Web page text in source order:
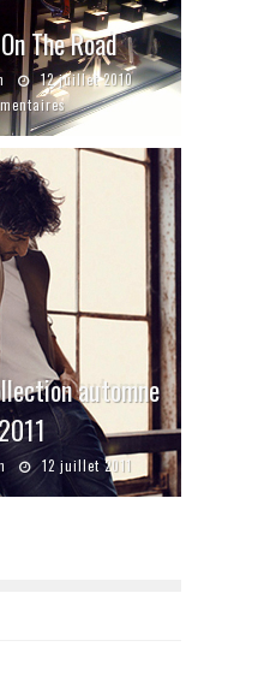
The Road
12 juillet 2010
automne
12 juillet 2011